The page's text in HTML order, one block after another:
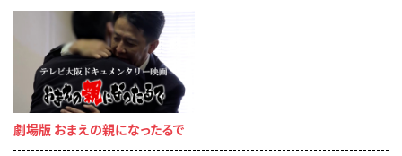
劇場版 おまえの親になったるで